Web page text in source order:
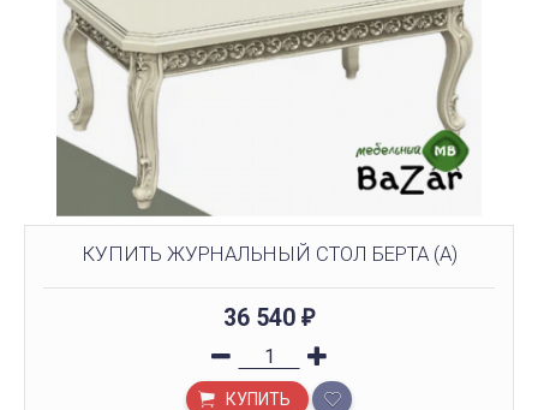
КУПИТЬ ЖУРНАЛЬНЫЙ СТОЛ БЕРТА (А)
36 540 ₽
КУПИТЬ